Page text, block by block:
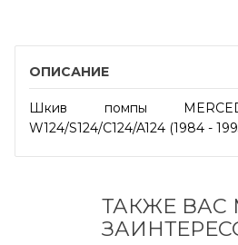
ОПИСАНИЕ
Шкив помпы
W124/S124/C124/A124 (1984 -
ТАКЖЕ ВАС